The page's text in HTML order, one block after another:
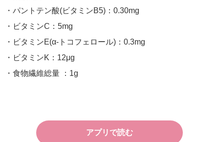
・パントテン酸(ビタミンB5)：0.30mg
・ビタミンC：5mg
・ビタミンE(α-トコフェロール)：0.3mg
・ビタミンK：12μg
・食物繊維総量 ：1g
アプリで読む